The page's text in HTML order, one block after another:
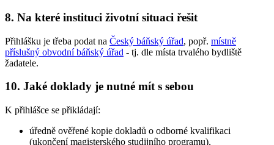
8. Na které instituci životní situaci řešit
Přihlášku je třeba podat na Český báňský úřad, popř. místně
příslušný obvodní báňský úřad - tj. dle místa trvalého bydliště
žadatele.
10. Jaké doklady je nutné mít s sebou
K přihlášce se přikládají:
úředně ověřené kopie dokladů o odborné kvalifikaci
(ukončení magisterského studijního programu),